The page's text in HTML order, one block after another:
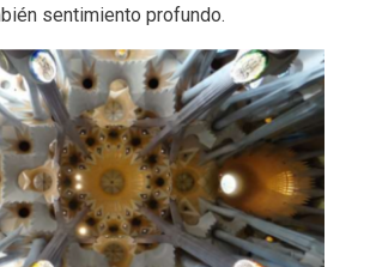
sentimiento profundo.